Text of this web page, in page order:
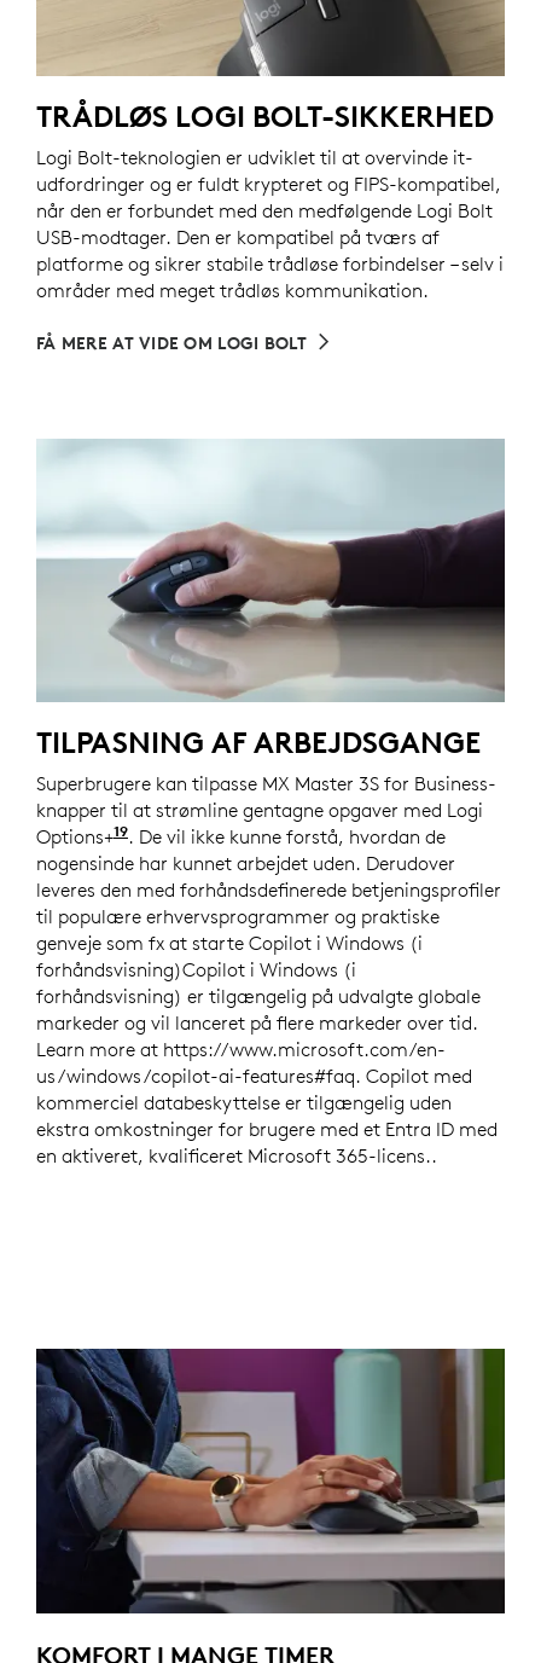
TRÅDLØS LOGI BOLT-SIKKERHED
Logi Bolt-teknologien er udviklet til at overvinde it-
udfordringer og er fuldt krypteret og FIPS-kompatibel,
når den er forbundet med den medfølgende Logi Bolt
USB-modtager. Den er kompatibel på tværs af
platforme og sikrer stabile trådløse forbindelser – selv i
områder med meget trådløs kommunikation.
FÅ MERE AT VIDE OM LOGI BOLT
TILPASNING AF ARBEJDSGANGE
Superbrugere kan tilpasse MX Master 3S for Business-
knapper til at strømline gentagne opgaver med Logi
Options+19Kræver Logi Options+-appen, der er
. De vil ikke kunne forstå, hvordan de
nogensinde har kunnet arbejdet uden. Derudover
leveres den med forhåndsdefinerede betjeningsprofiler
til populære erhvervsprogrammer og praktiske
genveje som fx at starte Copilot i Windows (i
forhåndsvisning)Copilot i Windows (i
forhåndsvisning) er tilgængelig på udvalgte globale
markeder og vil lanceret på flere markeder over tid.
Learn more at https://www.microsoft.com/en-
us/windows/copilot-ai-features#faq. Copilot med
kommerciel databeskyttelse er tilgængelig uden
ekstra omkostninger for brugere med et Entra ID med
en aktiveret, kvalificeret Microsoft 365-licens..
KOMFORT I MANGE TIMER